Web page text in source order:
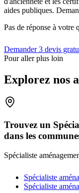
aides publiques.
Pas de réponse à votre
Demander 3 devis
Pour aller plus loin
Explorez nos
Trouvez un
dans les
Spécialiste
Spécialiste
Spécialiste